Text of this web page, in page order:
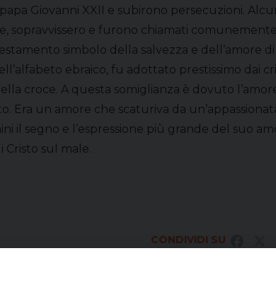
Giovanni XXII e subirono persecuzioni.
sopravvissero e furono chiamati comunemente
simbolo della salvezza e dell’amore
ebraico, fu adottato prestissimo dai
croce. A questa somiglianza è dovuto
un amore che scaturiva da
il segno e l’espressione più grande del suo
Cristo sul male.
CONDIVIDI SU